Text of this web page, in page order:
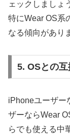
ェックしましょ
特にWear OS系
なる傾向があり
5. OSとの互
iPhoneユーザー
ザーならWear
らでも使える中